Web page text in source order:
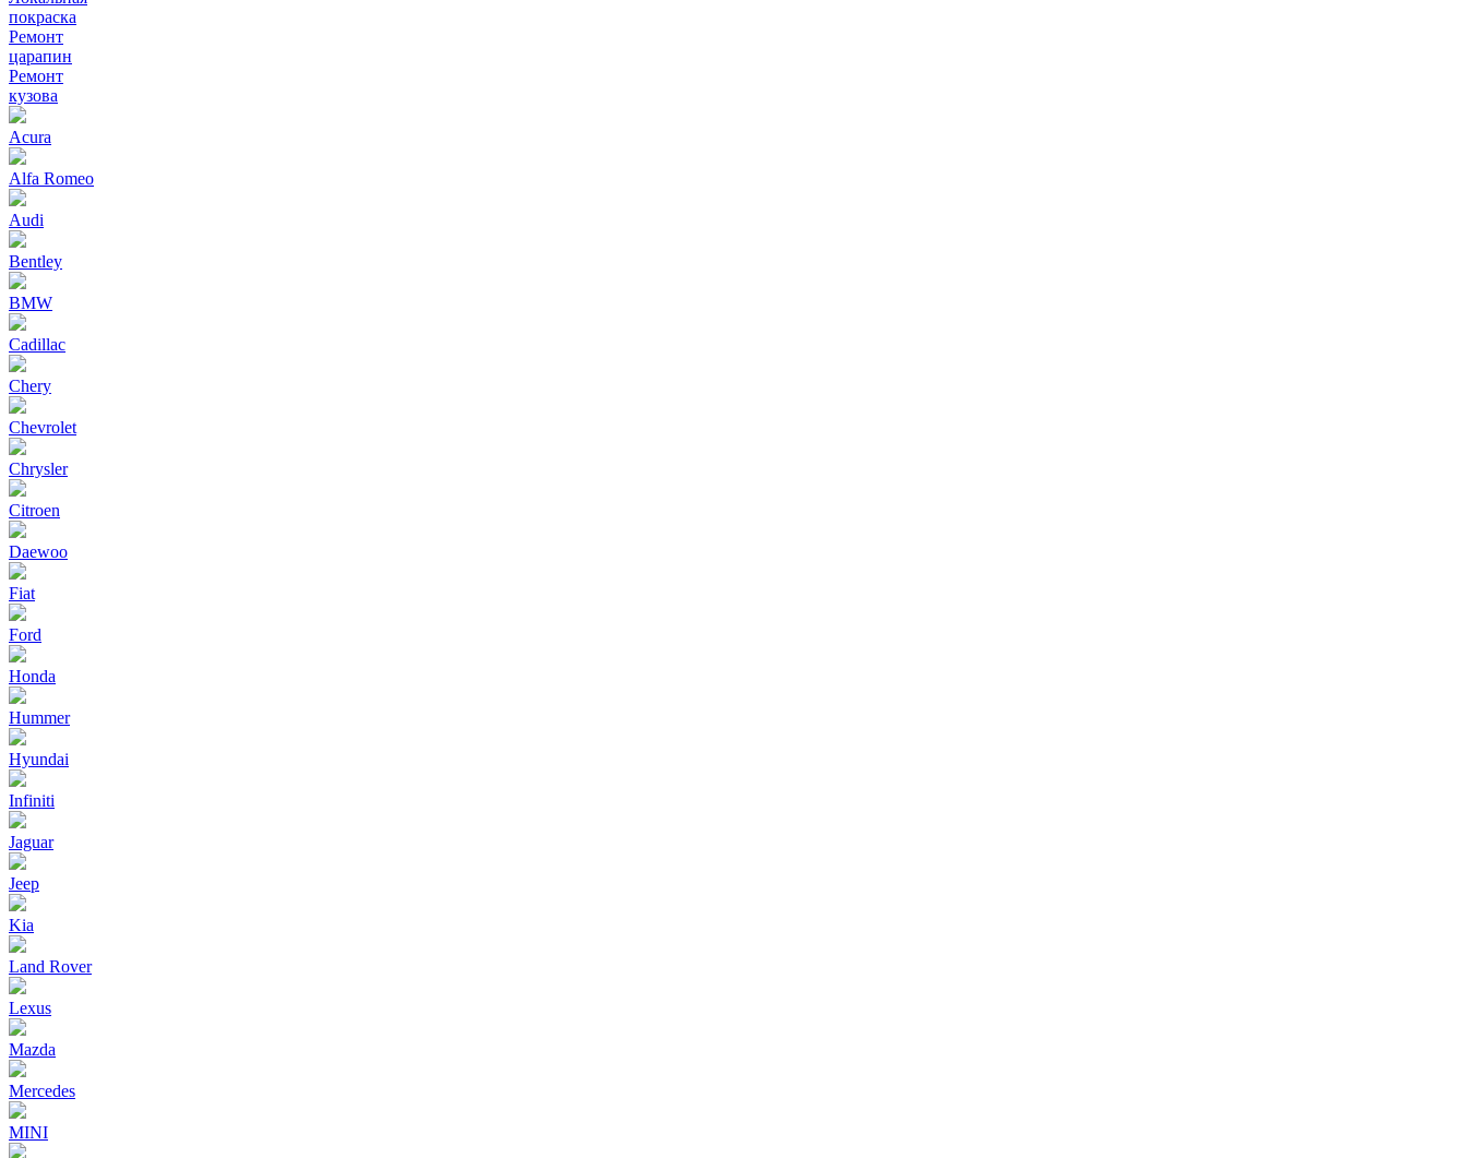
покраска
Ремонт
царапин
Ремонт
кузова
Acura
Alfa Romeo
Audi
Bentley
BMW
Cadillac
Chery
Chevrolet
Chrysler
Citroen
Daewoo
Fiat
Ford
Honda
Hummer
Hyundai
Infiniti
Jaguar
Jeep
Kia
Land Rover
Lexus
Mazda
Mercedes
MINI